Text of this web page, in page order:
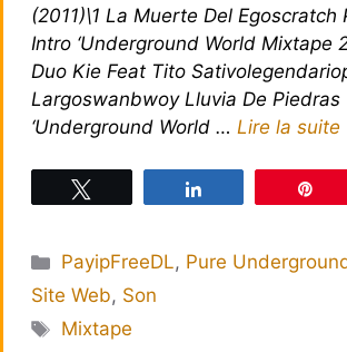
(2011)\1 La Muerte Del Egoscratch
Intro ‘Underground World Mixtape
Duo Kie Feat Tito
Largoswanbwoy Lluvia De Piedras
‘Underground World … Lire la suite
Catégories
PayipFreeDL, Pure
Site Web, Son
Étiquettes
Mixtape